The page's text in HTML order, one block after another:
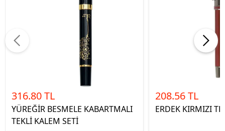
316.80 TL
YÜREĞİR BESMELE KABARTMALI
TEKLİ KALEM SETİ
208.56 TL
ERDEK KIRMIZI